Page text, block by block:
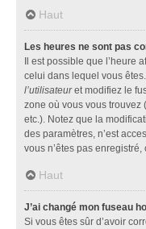
Haut
Les heures ne sont pas
Il est possible que l’heure
celui dans lequel vous
l’utilisateuret modifiez le
zone où vous vous trouvez
etc.). Notez que la
des paramètres, n’est
vous n’êtes pas enregistré,
Haut
J’ai changé mon fuseau
Si vous êtes sûr d’avoir